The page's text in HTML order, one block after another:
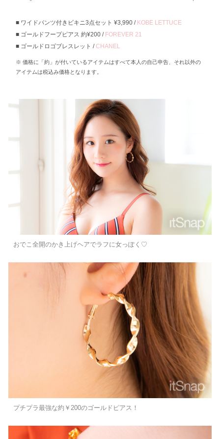
ワイドパンツ付きビキニ3点セット ¥3,990 / KOBE LETTUCE
ゴールドフープピアス 約¥200 / FOREVER 21
ゴールドロゴブレスレット /CHANEL
価格に「約」が付いているアイテムはすべて本人の自己申告、それ以外の
アイテムは税込み価格となります。
おでこ全開のかき上げヘアでラフに女っぽく♡
プチプラ最強な約￥200のゴールドピアス！